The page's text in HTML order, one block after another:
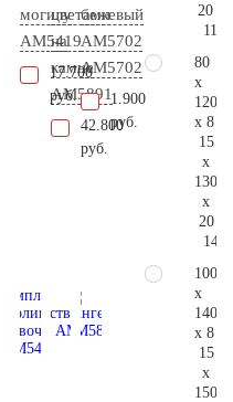
могилу
AM5419
17.700
руб.
цветами
на
камне
AM5891
42.800
руб.
бежевый
АМ5702
AM5702
1.900
руб.
20
80
x
120
x 8
15
x
130
x
20
100
x
140
x 8
15
x
150